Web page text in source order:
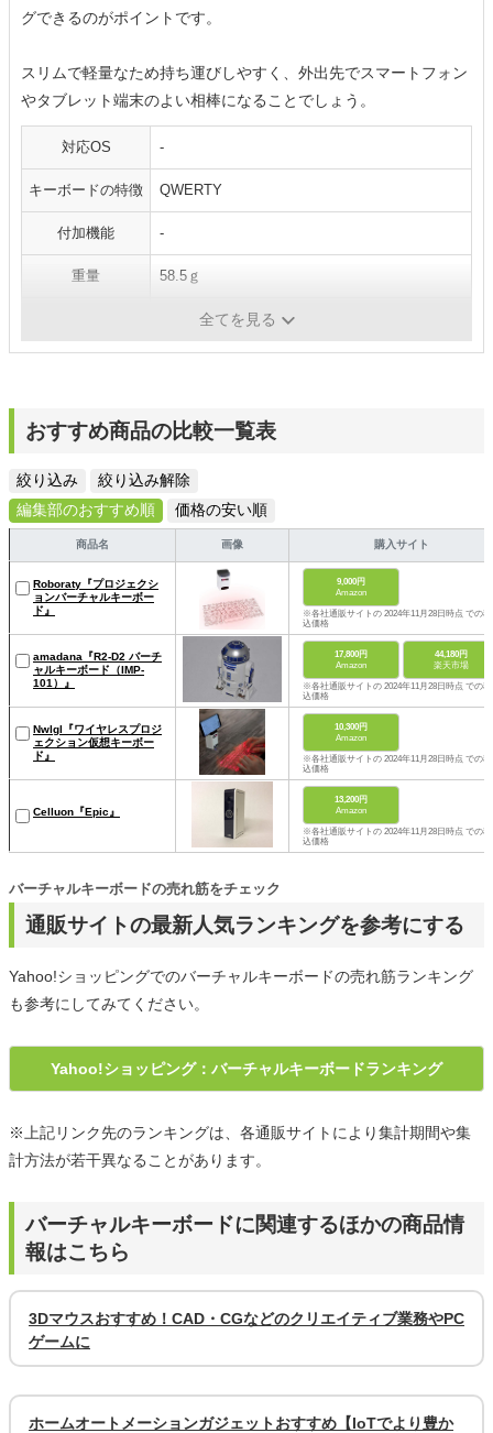
グできるのがポイントです。
スリムで軽量なため持ち運びしやすく、外出先でスマートフォン
やタブレット端末のよい相棒になることでしょう。
対応OS -
キーボードの特徴 QWERTY
付加機能 -
重量 58.5ｇ
全てを見る
おすすめ商品の比較一覧表
絞り込み
絞り込み解除
編集部のおすすめ順
価格の安い順
商品名 画像 購入サイト
Roboraty『プロジェクシ
ョンバーチャルキーボー
ド』
9,000円
Amazon
※各社通販サイトの 2024年11月28日時点 での税
込価格
amadana『R2-D2 バーチ
ャルキーボード（IMP-
101）』
17,800円
Amazon
44,180円
楽天市場
※各社通販サイトの 2024年11月28日時点 での税
込価格
Nwlgl『ワイヤレスプロジ
ェクション仮想キーボー
ド』
10,300円
Amazon
※各社通販サイトの 2024年11月28日時点 での税
込価格
Celluon『Epic』
13,200円
Amazon
※各社通販サイトの 2024年11月28日時点 での税
込価格
通販サイトの最新人気ランキングを参考にする
バーチャルキーボードの売れ筋をチェック
Yahoo!ショッピングでのバーチャルキーボードの売れ筋ランキング
も参考にしてみてください。
Yahoo!ショッピング：バーチャルキーボードランキング
※上記リンク先のランキングは、各通販サイトにより集計期間や集
計方法が若干異なることがあります。
バーチャルキーボードに関連するほかの商品情
報はこちら
3Dマウスおすすめ！CAD・CGなどのクリエイティブ業務やPC
ゲームに
ホームオートメーションガジェットおすすめ【IoTでより豊か